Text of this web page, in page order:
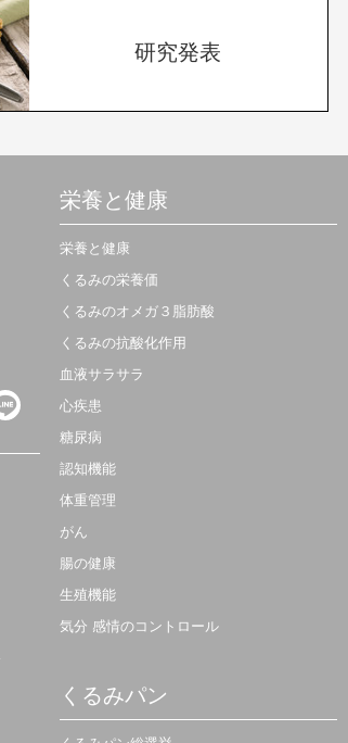
研究発表
栄養と健康
栄養と健康
くるみの栄養価
くるみのオメガ３脂肪酸
くるみの抗酸化作用
血液サラサラ
心疾患
糖尿病
認知機能
体重管理
がん
腸の健康
生殖機能
気分 感情のコントロール
くるみパン